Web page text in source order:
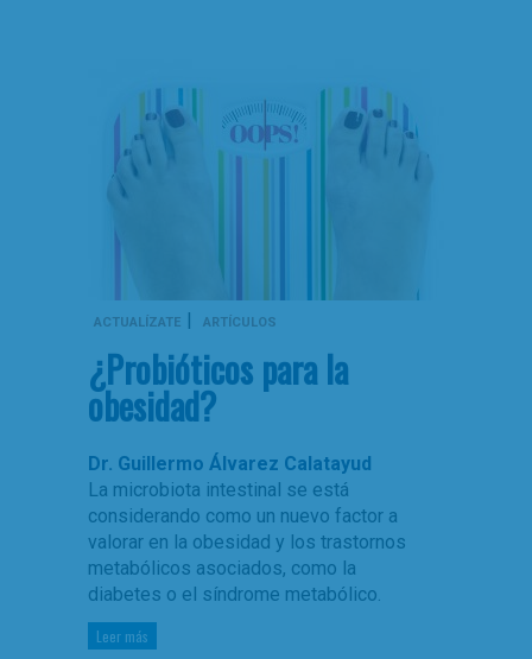
ACTUALÍZATE | ARTÍCULOS
¿Probióticos para la
obesidad?
Dr. Guillermo Álvarez Calatayud
La microbiota intestinal se está
considerando como un nuevo factor a
valorar en la obesidad y los trastornos
metabólicos asociados, como la
diabetes o el síndrome metabólico.
Leer más